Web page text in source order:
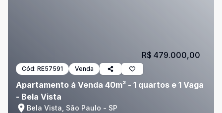
Cód: RE57591 Venda
Apartamento á Venda 40m² - 1 quartos e 1 Vaga
- Bela Vista
Bela Vista, São Paulo - SP
R$ 479.000,00